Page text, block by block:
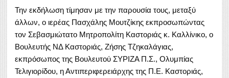
Την εκδήλωση τίμησαν με την παρουσία τους, μεταξύ
άλλων, o ιερέας Πασχάλης Μουτζίκης εκπροσωπώντας
τον Σεβασμιώτατο Μητροπολίτη Καστοριάς κ. Καλλίνικο, ο
Βουλευτής ΝΔ Καστοριάς, Ζήσης Τζηκαλάγιας,
εκπρόσωπος της Βουλευτού ΣΥΡΙΖΑ Π.Σ., Ολυμπίας
Τελιγιορίδου, η Αντιπεριφερειάρχης της Π.Ε. Καστοριάς,